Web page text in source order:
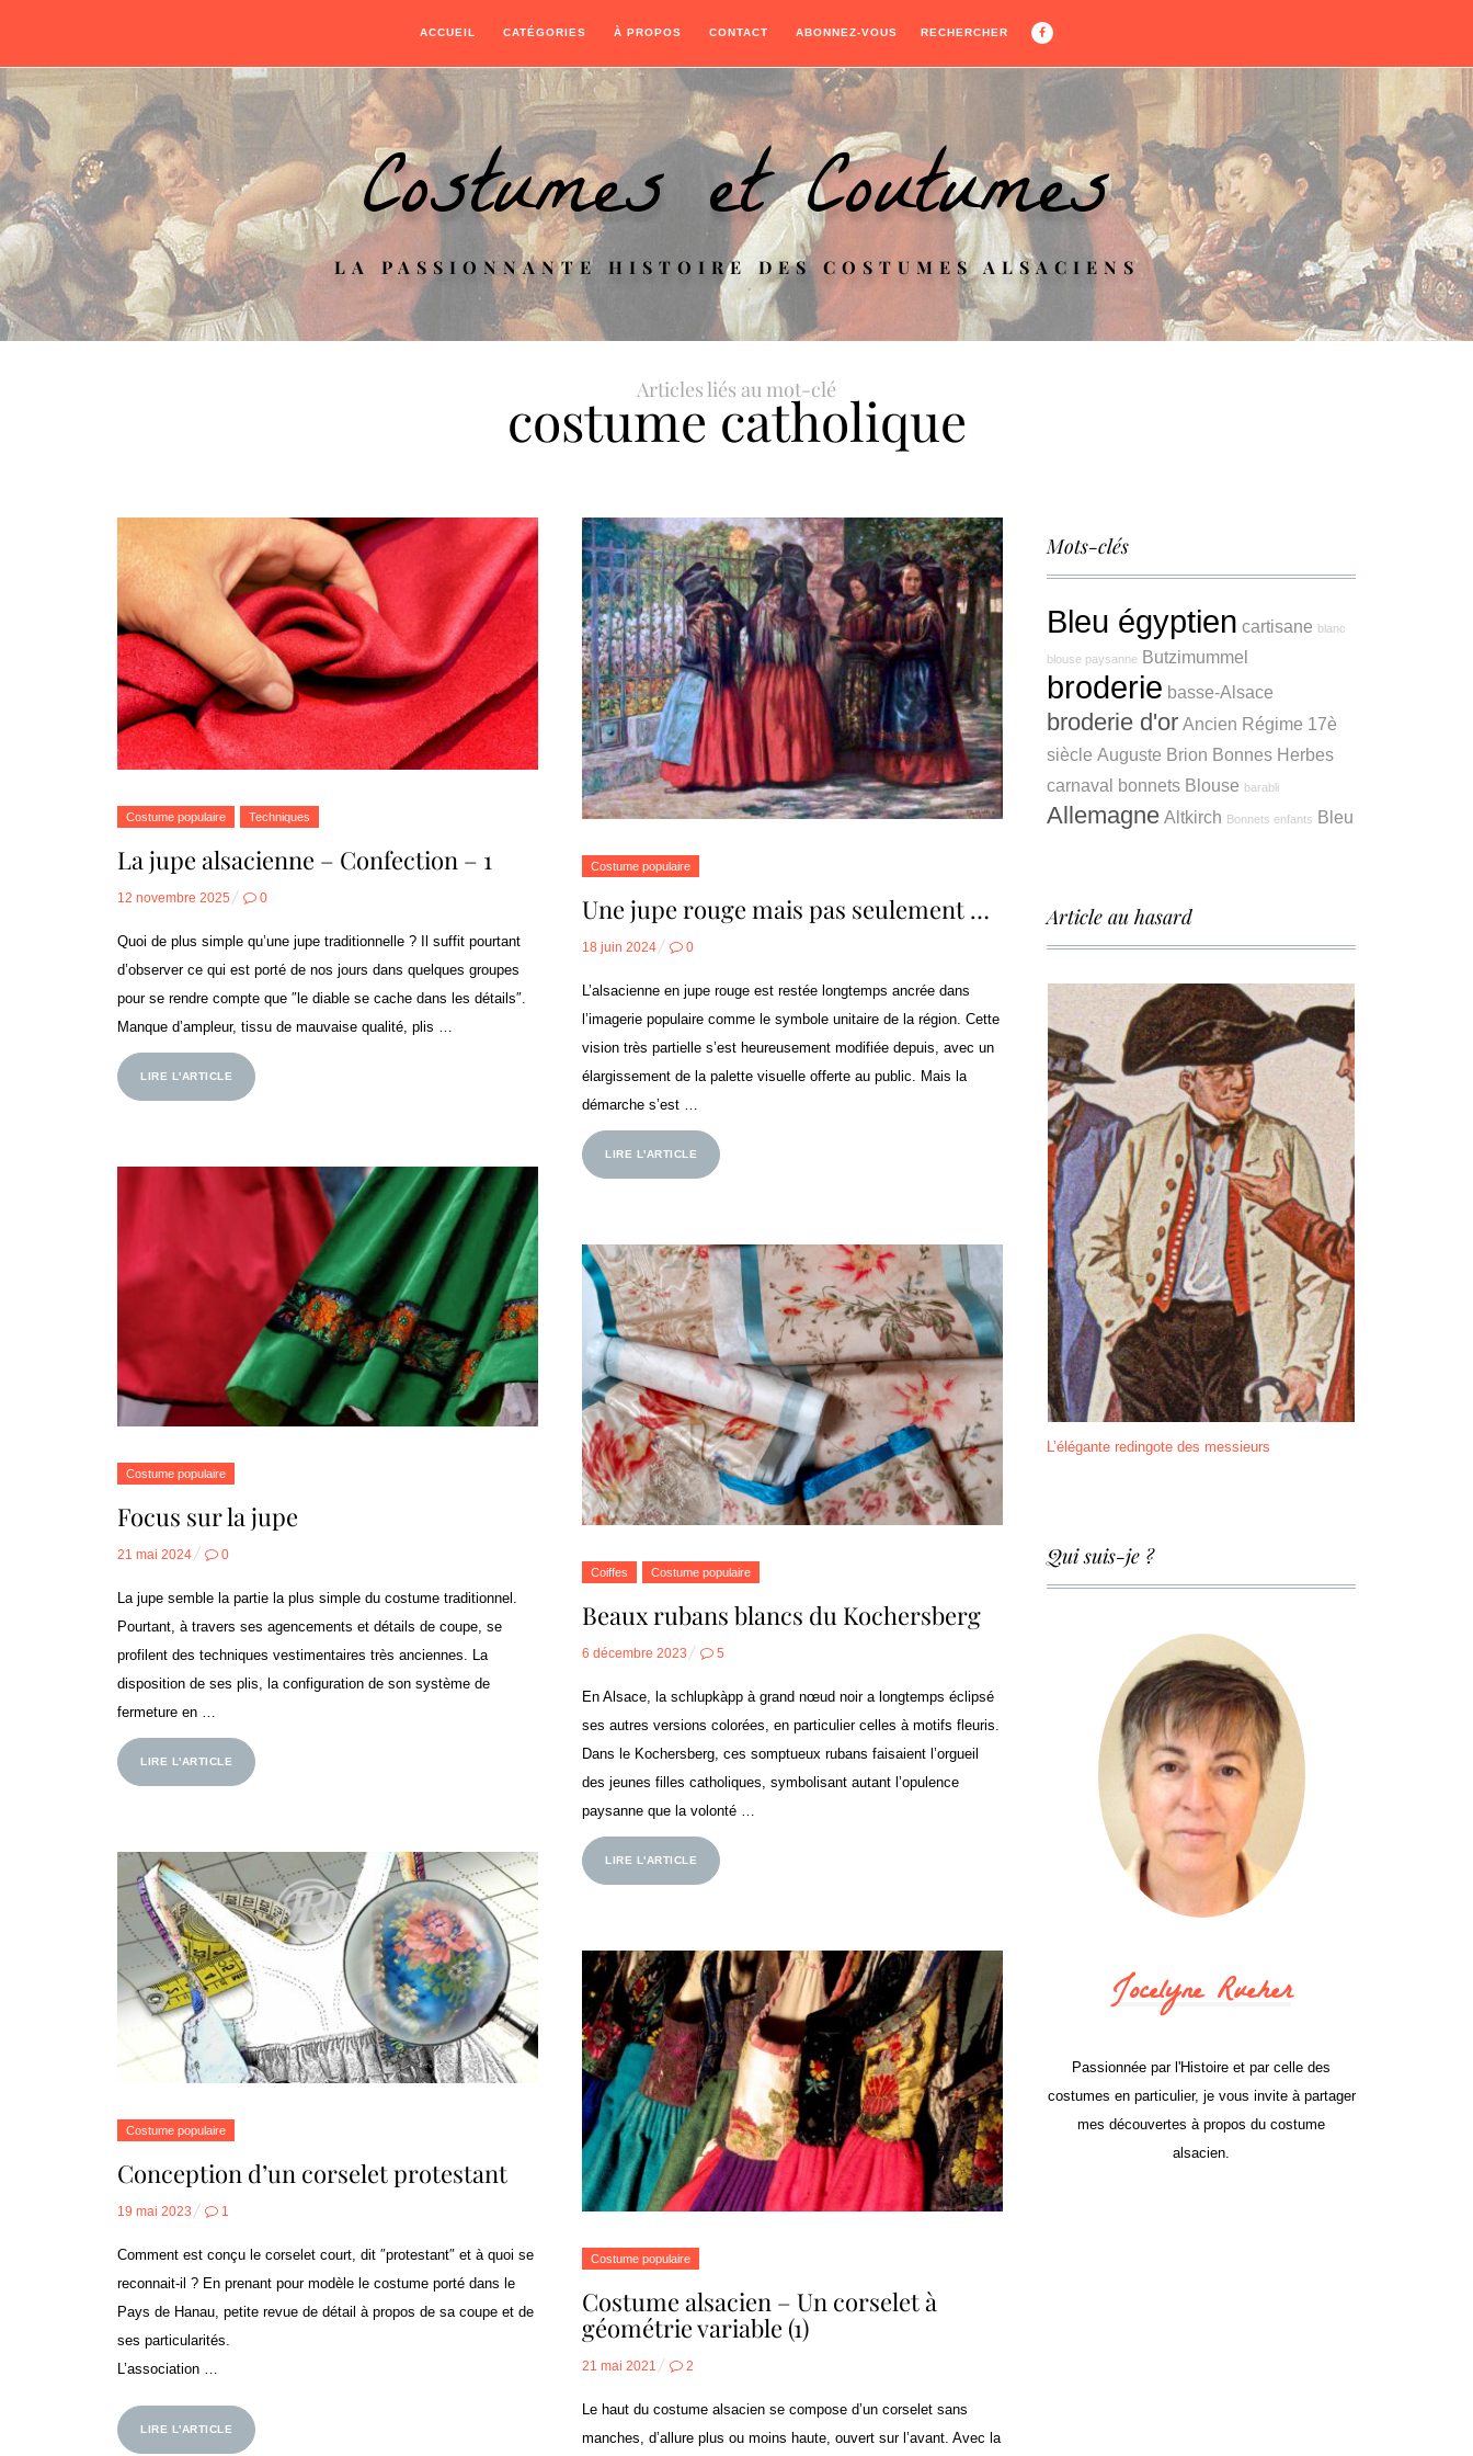
ACCUEIL CATÉGORIES À PROPOS CONTACT ABONNEZ-VOUS RECHERCHER
Costumes et Coutumes
LA PASSIONNANTE HISTOIRE DES COSTUMES ALSACIENS
Articles liés au mot-clé
costume catholique
Costume populaire Techniques
La jupe alsacienne – Confection – 1
Posted
12 novembre 2025 0
Quoi de plus simple qu’une jupe traditionnelle ? Il suffit pourtant
d’observer ce qui est porté de nos jours dans quelques groupes
pour se rendre compte que ″le diable se cache dans les détails″.
Manque d’ampleur, tissu de mauvaise qualité, plis …
LIRE L'ARTICLE
Costume populaire
Une jupe rouge mais pas seulement …
Posted
18 juin 2024 0
L’alsacienne en jupe rouge est restée longtemps ancrée dans
l’imagerie populaire comme le symbole unitaire de la région. Cette
vision très partielle s’est heureusement modifiée depuis, avec un
élargissement de la palette visuelle offerte au public. Mais la
démarche s’est …
LIRE L'ARTICLE
Costume populaire
Focus sur la jupe
Posted
21 mai 2024 0
La jupe semble la partie la plus simple du costume traditionnel.
Pourtant, à travers ses agencements et détails de coupe, se
profilent des techniques vestimentaires très anciennes. La
disposition de ses plis, la configuration de son système de
fermeture en …
LIRE L'ARTICLE
Coiffes Costume populaire
Beaux rubans blancs du Kochersberg
Posted
6 décembre 2023 5
En Alsace, la schlupkàpp à grand nœud noir a longtemps éclipsé
ses autres versions colorées, en particulier celles à motifs fleuris.
Dans le Kochersberg, ces somptueux rubans faisaient l’orgueil
des jeunes filles catholiques, symbolisant autant l’opulence
paysanne que la volonté …
LIRE L'ARTICLE
Costume populaire
Conception d’un corselet protestant
Posted
19 mai 2023 1
Comment est conçu le corselet court, dit ″protestant″ et à quoi se
reconnait-il ? En prenant pour modèle le costume porté dans le
Pays de Hanau, petite revue de détail à propos de sa coupe et de
ses particularités.
L’association …
LIRE L'ARTICLE
Costume populaire
Costume alsacien – Un corselet à
géométrie variable (1)
Posted
21 mai 2021 2
Le haut du costume alsacien se compose d’un corselet sans
manches, d’allure plus ou moins haute, ouvert sur l’avant. Avec la
Mots-clés
Bleu égyptien cartisane blanc
blouse paysanne Butzimummel
broderie basse-Alsace
broderie d'or Ancien Régime 17è
siècle Auguste Brion Bonnes Herbes
carnaval bonnets Blouse barabli
Allemagne Altkirch Bonnets enfants Bleu
Article au hasard
L’élégante redingote des messieurs
Qui suis-je ?
Jocelyne Rueher
Passionnée par l'Histoire et par celle des
costumes en particulier, je vous invite à partager
mes découvertes à propos du costume
alsacien.